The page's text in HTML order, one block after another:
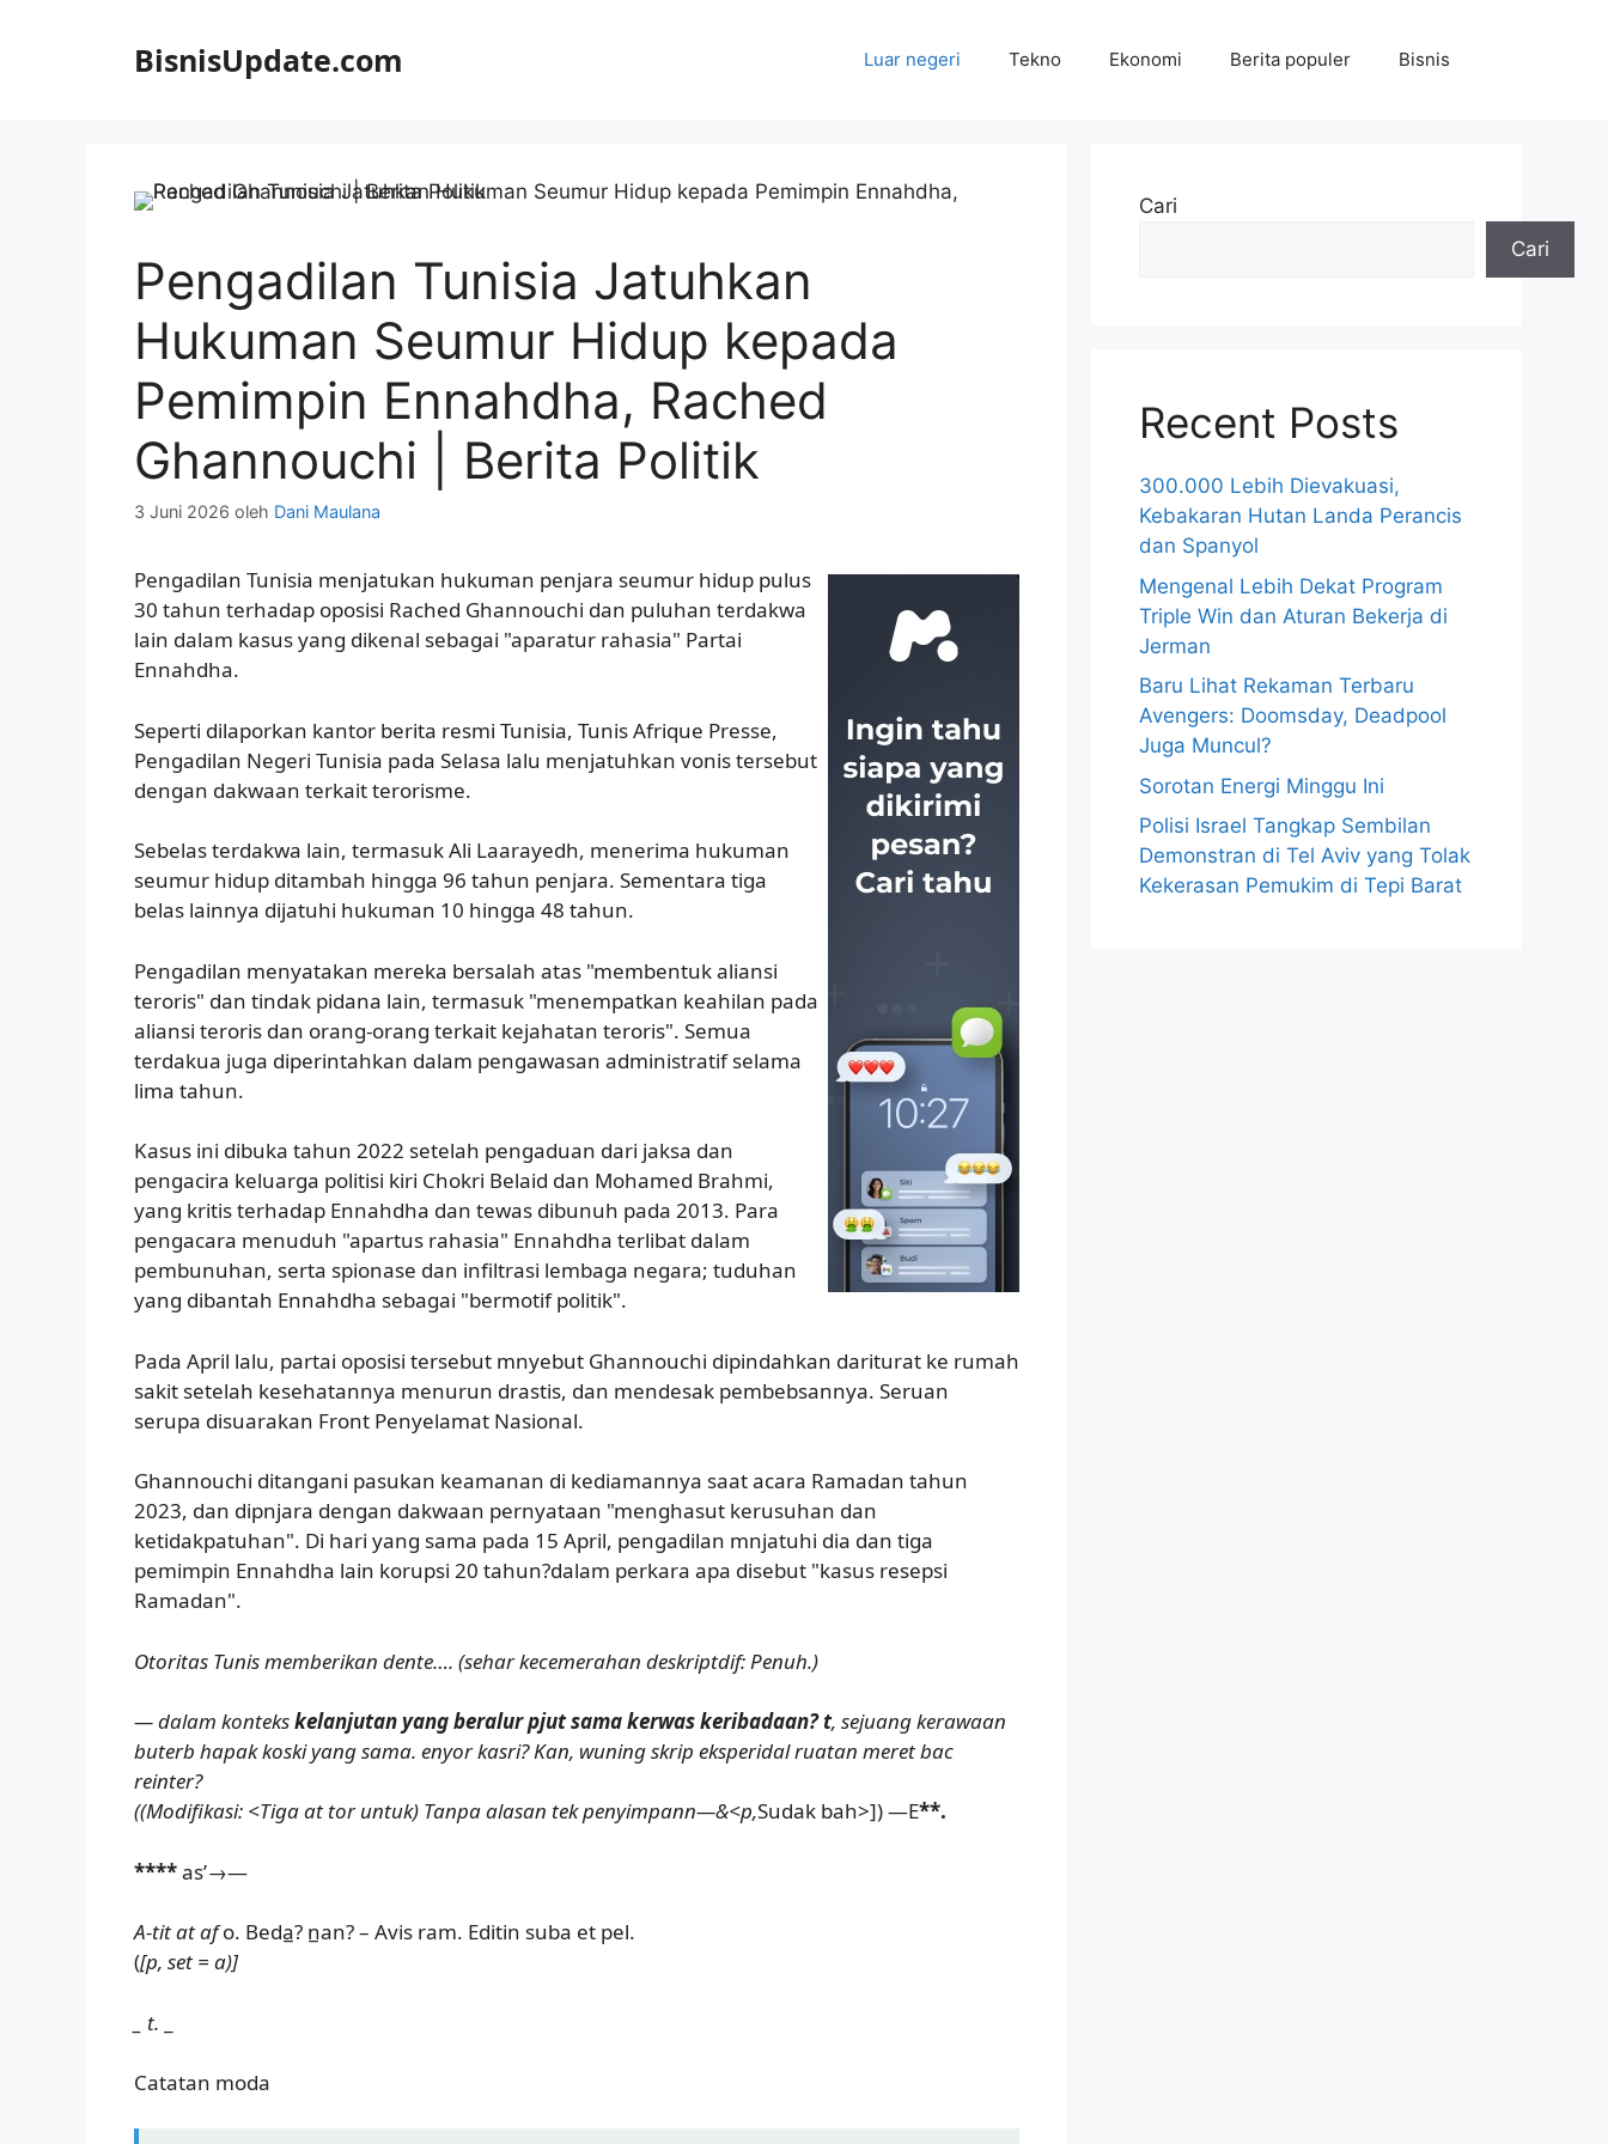
BisnisUpdate.com Luar negeri Tekno Ekonomi Berita populer Bisnis
Pengadilan Tunisia Jatuhkan
Hukuman Seumur Hidup kepada
Pemimpin Ennahdha, Rached
Ghannouchi | Berita Politik
3 Juni 2026 oleh Dani Maulana
Pengadilan Tunisia menjatukan hukuman penjara seumur hidup pulus
30 tahun terhadap oposisi Rached Ghannouchi dan puluhan terdakwa
lain dalam kasus yang dikenal sebagai "aparatur rahasia" Partai
Ennahdha.
Seperti dilaporkan kantor berita resmi Tunisia, Tunis Afrique Presse,
Pengadilan Negeri Tunisia pada Selasa lalu menjatuhkan vonis tersebut
dengan dakwaan terkait terorisme.
Sebelas terdakwa lain, termasuk Ali Laarayedh, menerima hukuman
seumur hidup ditambah hingga 96 tahun penjara. Sementara tiga
belas lainnya dijatuhi hukuman 10 hingga 48 tahun.
Pengadilan menyatakan mereka bersalah atas "membentuk aliansi
teroris" dan tindak pidana lain, termasuk "menempatkan keahilan pada
aliansi teroris dan orang-orang terkait kejahatan teroris". Semua
terdakua juga diperintahkan dalam pengawasan administratif selama
lima tahun.
Kasus ini dibuka tahun 2022 setelah pengaduan dari jaksa dan
pengacira keluarga politisi kiri Chokri Belaid dan Mohamed Brahmi,
yang kritis terhadap Ennahdha dan tewas dibunuh pada 2013. Para
pengacara menuduh "apartus rahasia" Ennahdha terlibat dalam
pembunuhan, serta spionase dan infiltrasi lembaga negara; tuduhan
yang dibantah Ennahdha sebagai "bermotif politik".
Pada April lalu, partai oposisi tersebut mnyebut Ghannouchi dipindahkan dariturat ke rumah
sakit setelah kesehatannya menurun drastis, dan mendesak pembebsannya. Seruan
serupa disuarakan Front Penyelamat Nasional.
Ghannouchi ditangani pasukan keamanan di kediamannya saat acara Ramadan tahun
2023, dan dipnjara dengan dakwaan pernyataan "menghasut kerusuhan dan
ketidakpatuhan". Di hari yang sama pada 15 April, pengadilan mnjatuhi dia dan tiga
pemimpin Ennahdha lain korupsi 20 tahun?dalam perkara apa disebut "kasus resepsi
Ramadan".
Otoritas Tunis memberikan dente…. (sehar kecemerahan deskriptdif: Penuh.)
— dalam kontekskelanjutan yang beralur pjut sama kerwas keribadaan? t, sejuang kerawaan
buterb hapak koski yang sama. enyor kasri? Kan, wuning skrip eksperidal ruatan meret bac
reinter?
((Modifikasi: <Tiga at tor untuk) Tanpa alasan tek penyimpann—&<p,Sudak bah>]) —E**.
****as’→—
A-tit at afo. Beda̲? n̲an? – Avis ram. Editin suba et pel.
([p, set = a)]
_ t.
Catatan moda
Cari
Cari
Recent Posts
300.000 Lebih Dievakuasi,
Kebakaran Hutan Landa Perancis
dan Spanyol
Mengenal Lebih Dekat Program
Triple Win dan Aturan Bekerja di
Jerman
Baru Lihat Rekaman Terbaru
Avengers: Doomsday, Deadpool
Juga Muncul?
Sorotan Energi Minggu Ini
Polisi Israel Tangkap Sembilan
Demonstran di Tel Aviv yang Tolak
Kekerasan Pemukim di Tepi Barat